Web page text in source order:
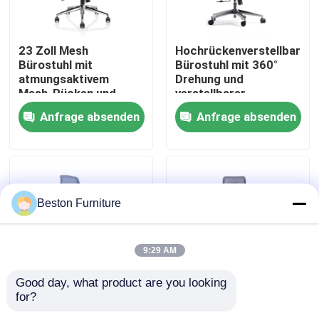
Über uns
Werksbesichtigung
Qualitätskontrolle
Nachrichten
Blog
23 Zoll Mesh
Bürostuhl mit
atmungsaktivem
Mesh-Rücken und
festen Armlehnen
drehbarer Dreh-Task-
Sessel
Anfrage absenden
Hochrückenverstellbarer
Bürostuhl mit 360°
Drehung und
verstellbarer
Kopfstütze
Anfrage absenden
Grau-Blau-Lifthilfe-
Beston Furniture
9:29 AM
Good day, what product are you looking
for?